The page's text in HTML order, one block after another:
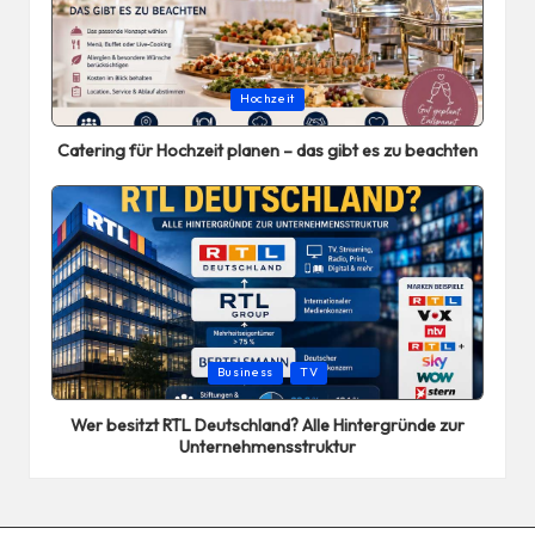
Posted
in
Hochzeit
Catering für Hochzeit planen – das gibt es zu beachten
Posted
in
Business TV
Wer besitzt RTL Deutschland? Alle Hintergründe zur
Unternehmensstruktur